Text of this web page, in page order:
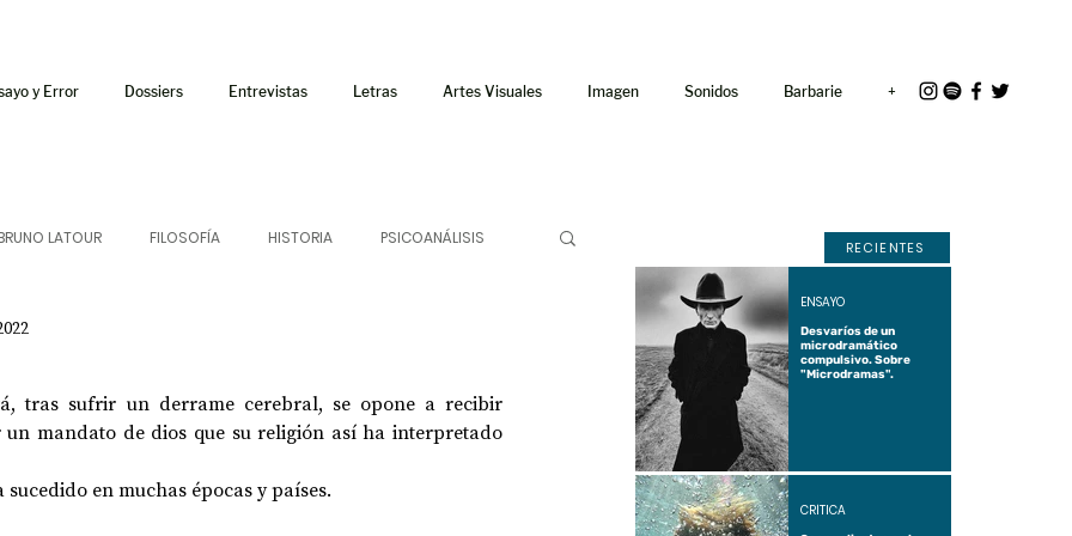
y Error Dossiers Entrevistas Letras Artes Visuales Imagen Sonidos Barbarie +
LATOUR FILOSOFÍA HISTORIA PSICOANÁLISIS
AUDIOTEXTO HÍBRIDOS CINE FICCIONES
tras sufrir un derrame cerebral, se opone a recibir
mandato de dios que su religión así ha interpretado
en muchas épocas y países.
RECIENTES
Desvaríos de un
microdramático
compulsivo. Sobre
"Microdramas".
ENSAYO
CRÍTICA